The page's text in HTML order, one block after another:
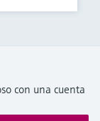
con una cuenta